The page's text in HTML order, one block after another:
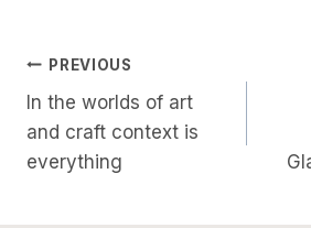
Post
Navigation
PREVIOUS
In the worlds of art
and craft context is
everything